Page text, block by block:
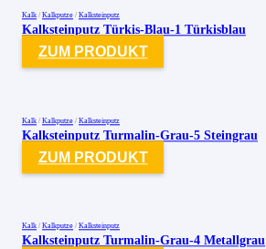
Kalk / Kalkputze / Kalksteinputz
Kalksteinputz Türkis-Blau-1 Türkisblau
ZUM PRODUKT
Kalk / Kalkputze / Kalksteinputz
Kalksteinputz Turmalin-Grau-5 Steingrau
ZUM PRODUKT
Kalk / Kalkputze / Kalksteinputz
Kalksteinputz Turmalin-Grau-4 Metallgrau